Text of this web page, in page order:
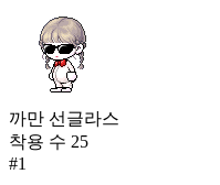
까만 선글라스
착용 수 25
#1